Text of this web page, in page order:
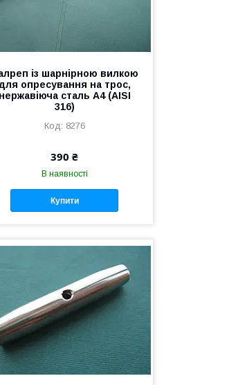
із шарнірною вилкою
опресування на трос,
нержавіюча сталь А4 (AISI
316)
8276
390 ₴
В наявності
Купити